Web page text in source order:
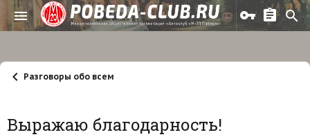
Разговоры обо всем
Выражаю благодарность!